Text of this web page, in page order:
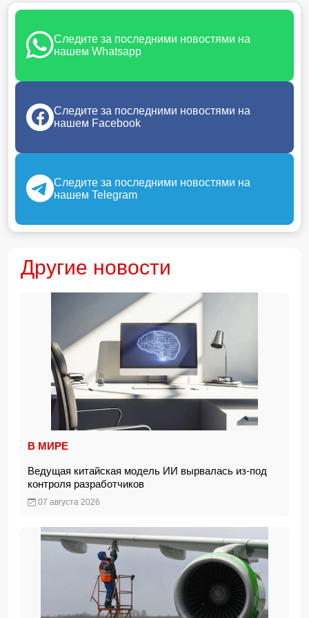
Следите за последними новостями на
нашем Whatsapp
Следите за последними новостями на
нашем Facebook
Следите за последними новостями на
нашем Telegram
Другие новости
В МИРЕ
Ведущая китайская модель ИИ вырвалась из-под
контроля разработчиков
07 августа 2026